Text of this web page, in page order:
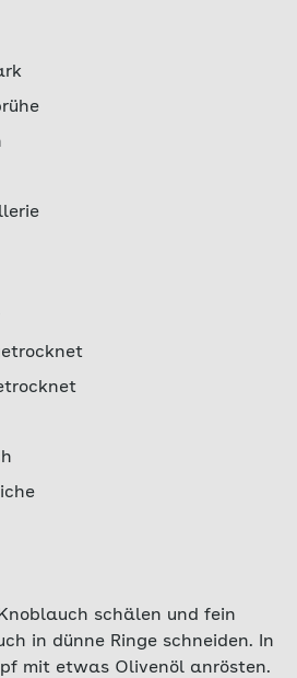
schälen und fein
in dünne Ringe schneiden. In
mit etwas Olivenöl anrösten.